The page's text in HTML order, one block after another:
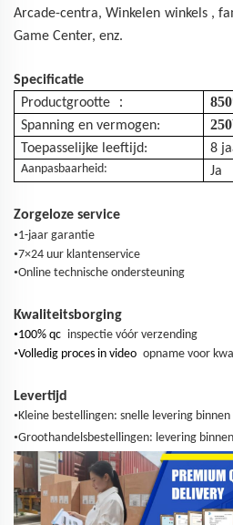
Arcade-centra,Winkelen winkels ,
Game Center, enz.
Specificatie
Productgrootte
：
Spanning en vermogen:
Toepasselijke leeftijd: 8
Aanpasbaarheid: Ja
Zorgeloze service
•1-jaar garantie
•7×24 uur klantenservice
•Online technische ondersteuning
Kwaliteitsborging
•100% qc inspectie vóór verzending
•Volledig proces in video opname voor
Levertijd
•Kleine bestellingen: snelle levering binnen
•Groothandelsbestellingen: levering